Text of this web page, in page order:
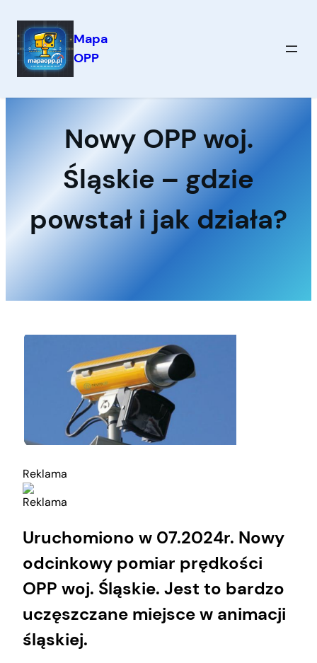
Przejdź
treści
Mapa
OPP
Nowy OPP woj.
Śląskie – gdzie
powstał i jak działa?
Reklama
Reklama
Uruchomiono w 07.2024r. Nowy
odcinkowy pomiar prędkości
OPP woj. Śląskie. Jest to bardzo
uczęszczane miejsce w animacji
śląskiej.